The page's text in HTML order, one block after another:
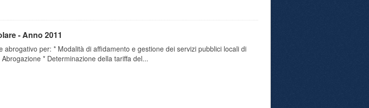
- Anno 2011
abrogativo per: * Modalità di affidamento e gestione dei servizi pubblici locali di
* Determinazione della tariffa del...